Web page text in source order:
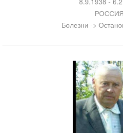
РОССИЯ
Болезни ->